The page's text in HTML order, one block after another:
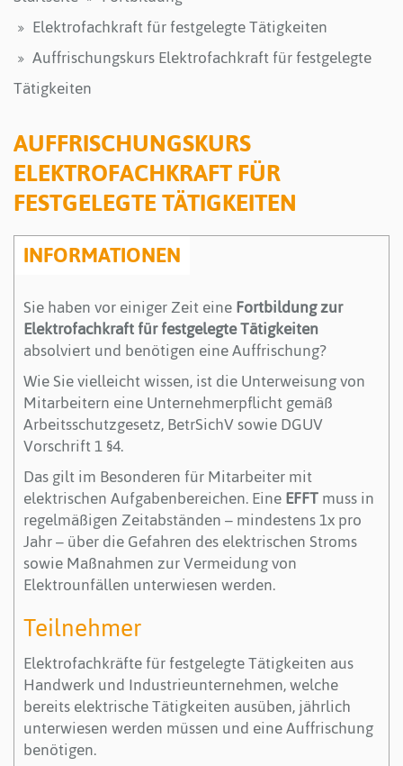
Elektrofachkraft für festgelegte Tätigkeiten
Auffrischungskurs Elektrofachkraft für festgelegte
Tätigkeiten
AUFFRISCHUNGSKURS
ELEKTROFACHKRAFT FÜR
FESTGELEGTE TÄTIGKEITEN
INFORMATIONEN
Sie haben vor einiger Zeit eineFortbildung zur
Elektrofachkraft für festgelegte Tätigkeiten
absolviert und benötigen eine Auffrischung?
Wie Sie vielleicht wissen, ist die Unterweisung von
Mitarbeitern eine Unternehmerpflicht gemäß
Arbeitsschutzgesetz, BetrSichV sowie DGUV
Vorschrift 1 §4.
Das gilt im Besonderen für Mitarbeiter mit
elektrischen Aufgabenbereichen. EineEFFTmuss in
regelmäßigen Zeitabständen – mindestens 1x pro
Jahr – über die Gefahren des elektrischen Stroms
sowie Maßnahmen zur Vermeidung von
Elektrounfällen unterwiesen werden.
Teilnehmer
Elektrofachkräfte für festgelegte Tätigkeiten aus
Handwerk und Industrieunternehmen, welche
bereits elektrische Tätigkeiten ausüben, jährlich
unterwiesen werden müssen und eine Auffrischung
benötigen.